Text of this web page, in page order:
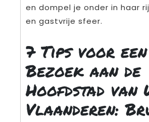
en dompel je onder in haar
en gastvrije sfeer.
7 Tips voor een
Bezoek aan de
Hoofdstad van
Vlaanderen: